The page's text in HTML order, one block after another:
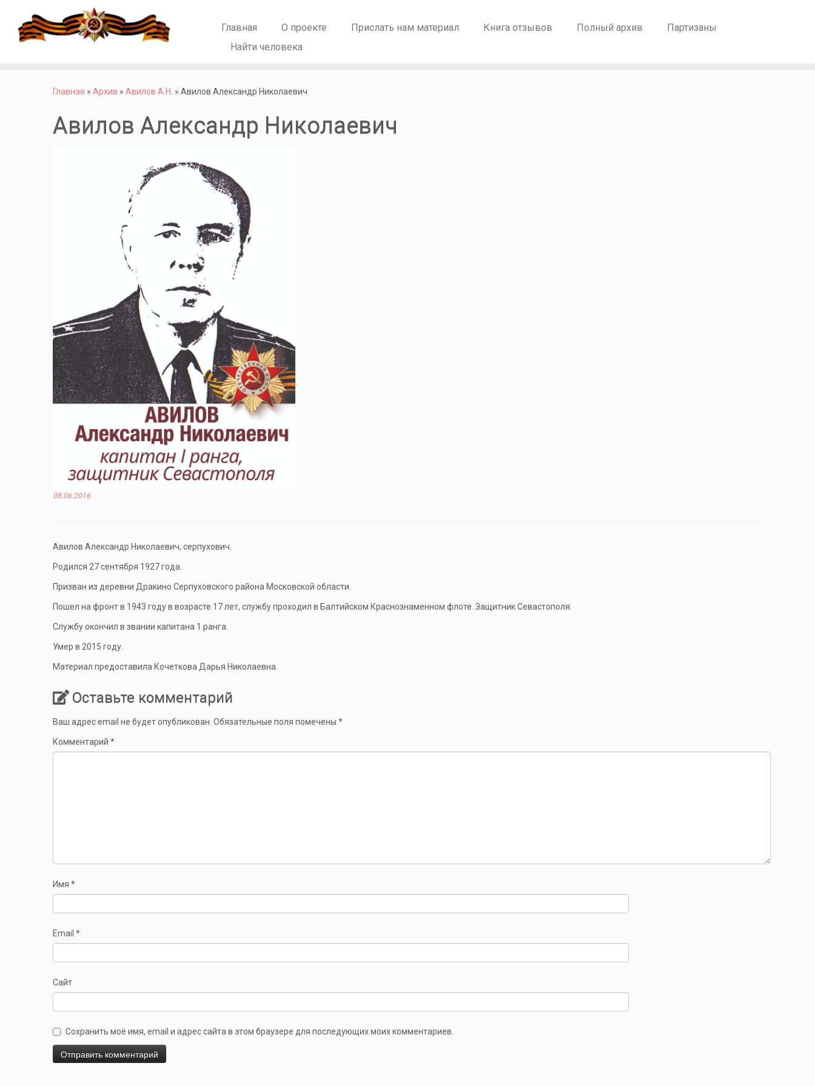
Главная О проекте Прислать нам материал Книга отзывов Полный архив
Партизаны
Найти человека
Главная » Архив » Авилов А.Н. » Авилов Александр Николаевич
Авилов Александр Николаевич
08.06.2016
Авилов Александр Николаевич, серпухович.
Родился 27 сентября 1927 года.
Призван из деревни Дракино Серпуховского района Московской области.
Пошел на фронт в 1943 году в возрасте 17 лет, службу проходил в Балтийском Краснознаменном флоте. Защитник Севастополя.
Службу окончил в звании капитана 1 ранга.
Умер в 2015 году.
Материал предоставила Кочеткова Дарья Николаевна.
Оставьте комментарий
Ваш адрес email не будет опубликован. Обязательные поля помечены *
Комментарий *
Имя *
Email *
Сайт
Сохранить моё имя, email и адрес сайта в этом браузере для последующих моих комментариев.